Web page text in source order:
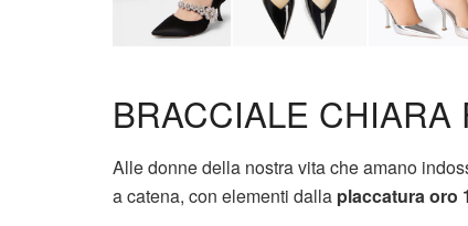
BRACCIALE CHIARA
Alle donne della nostra vita che amano
a catena, con elementi dalla placcatura oro